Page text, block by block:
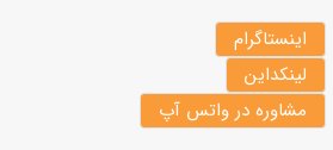
اینستاگرام
لینکداین
مشاوره در واتس آپ